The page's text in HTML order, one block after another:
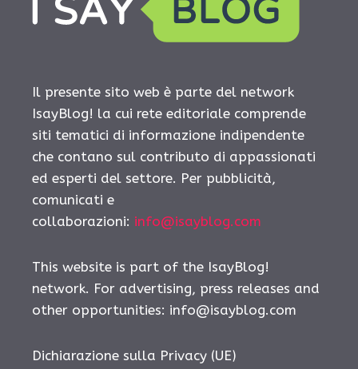
Il presente sito web è parte del network
IsayBlog! la cui rete editoriale comprende
siti tematici di informazione indipendente
che contano sul contributo di appassionati
ed esperti del settore. Per pubblicità,
comunicati e
collaborazioni: info@isayblog.com
This website is part of the IsayBlog!
network. For advertising, press releases and
other opportunities: info@isayblog.com
Dichiarazione sulla Privacy (UE)